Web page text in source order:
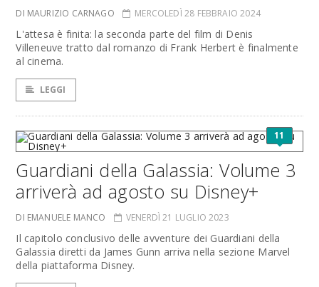
DI MAURIZIO CARNAGO MERCOLEDÌ 28 FEBBRAIO 2024
L'attesa è finita: la seconda parte del film di Denis
Villeneuve tratto dal romanzo di Frank Herbert è finalmente
al cinema.
LEGGI
11
Guardiani della Galassia: Volume 3
arriverà ad agosto su Disney+
DI EMANUELE MANCO VENERDÌ 21 LUGLIO 2023
Il capitolo conclusivo delle avventure dei Guardiani della
Galassia diretti da James Gunn arriva nella sezione Marvel
della piattaforma Disney.